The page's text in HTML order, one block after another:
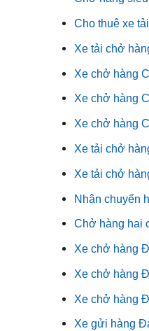
Cho thuê xe
Xe tải chở
Xe chở hàng
Xe chở hàng
Xe chở hàng
Xe tải chở
Xe tải chở
Nhận chuyển
Chở hàng hai
Xe chở hàng
Xe chở hàng
Xe chở hàng
Xe gửi hàng